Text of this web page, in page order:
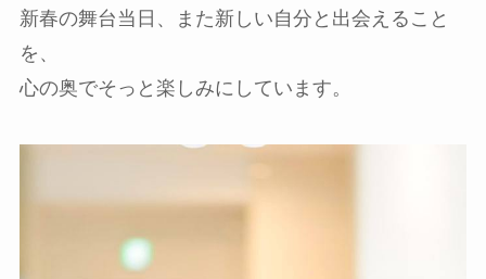
新春の舞台当日、また新しい自分と出会えること
を、
心の奥でそっと楽しみにしています。